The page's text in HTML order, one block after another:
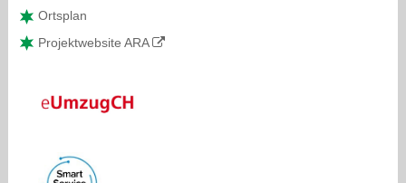
Ortsplan
Projektwebsite ARA